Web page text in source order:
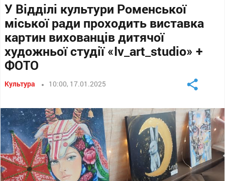
У Відділі культури Роменської
міської ради проходить виставка
картин вихованців дитячої
художньої студії «Iv_art_studio» +
ФОТО
Культура 10:00, 17.01.2025